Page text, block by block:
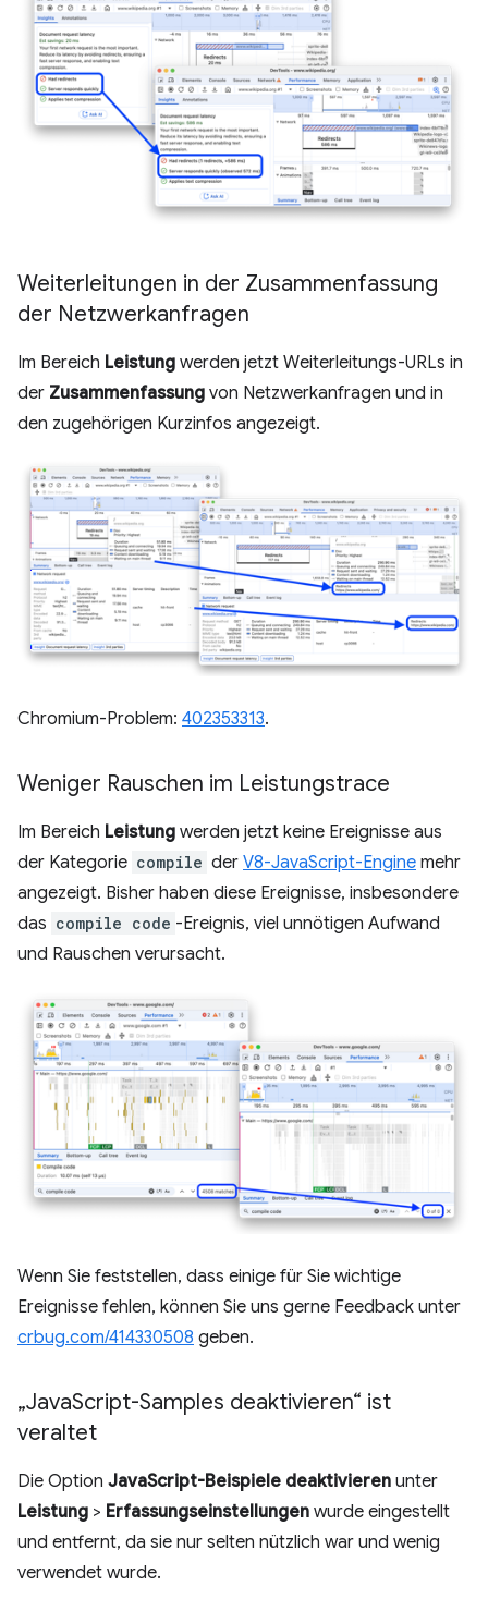
Weiterleitungen in der Zusammenfassung
der Netzwerkanfragen
Im Bereich Leistung werden jetzt Weiterleitungs-URLs in
der Zusammenfassung von Netzwerkanfragen und in
den zugehörigen Kurzinfos angezeigt.
Chromium-Problem: 402353313.
Weniger Rauschen im Leistungstrace
Im Bereich Leistung werden jetzt keine Ereignisse aus
der Kategorie compile der V8-JavaScript-Engine mehr
angezeigt. Bisher haben diese Ereignisse, insbesondere
das compile code -Ereignis, viel unnötigen Aufwand
und Rauschen verursacht.
Wenn Sie feststellen, dass einige für Sie wichtige
Ereignisse fehlen, können Sie uns gerne Feedback unter
crbug.com/414330508 geben.
„JavaScript-Samples deaktivieren“ ist
veraltet
Die Option JavaScript-Beispiele deaktivieren unter
Leistung > Erfassungseinstellungen wurde eingestellt
und entfernt, da sie nur selten nützlich war und wenig
verwendet wurde.